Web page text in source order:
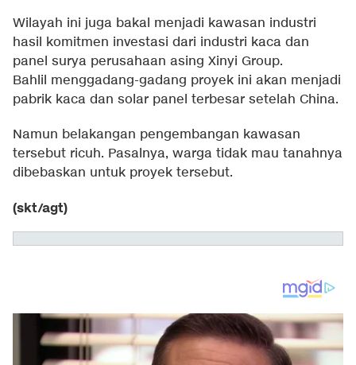
Wilayah ini juga bakal menjadi kawasan industri
hasil komitmen investasi dari industri kaca dan
panel surya perusahaan asing Xinyi Group.
Bahlil menggadang-gadang proyek ini akan menjadi
pabrik kaca dan solar panel terbesar setelah China.
Namun belakangan pengembangan kawasan
tersebut ricuh. Pasalnya, warga tidak mau tanahnya
dibebaskan untuk proyek tersebut.
(skt/agt)